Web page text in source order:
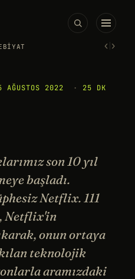
‹›
AĞUSTOS 2022 ·
25 DK
son 10 yıl
başladı.
Netflix. 111
Netflix'in
onun ortaya
teknolojik
aramızdaki